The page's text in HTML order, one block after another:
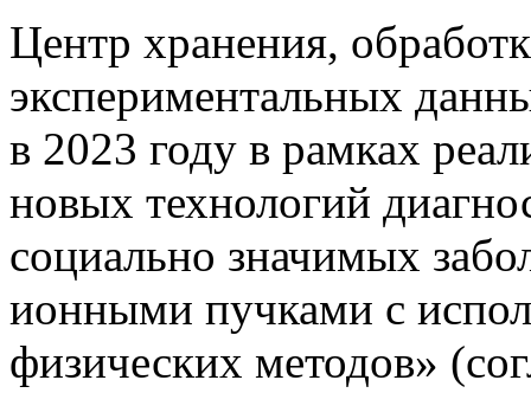
Центр хранения,
экспериментальных
в 2023 году в рамках
новых технологий
социально значимых
ионными пучками с
физических методов»